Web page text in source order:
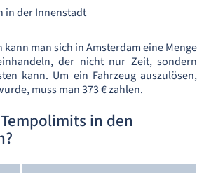
in der Innenstadt
kann man sich in Amsterdam eine Menge
der nicht nur Zeit, sondern
kann. Um ein Fahrzeug auszulösen,
muss man 373 € zahlen.
in den